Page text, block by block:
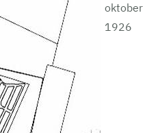
oktober
1926